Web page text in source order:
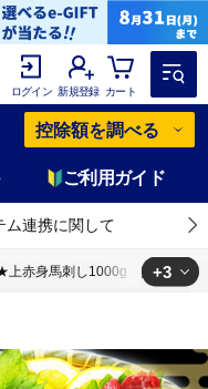
ログイン 新規登録 カート
控除額を調べる
ご利用ガイド
ム連携に関して
赤身馬刺し1000g【熊本と畜】
身馬刺し1000g【熊本と畜】 -
+3